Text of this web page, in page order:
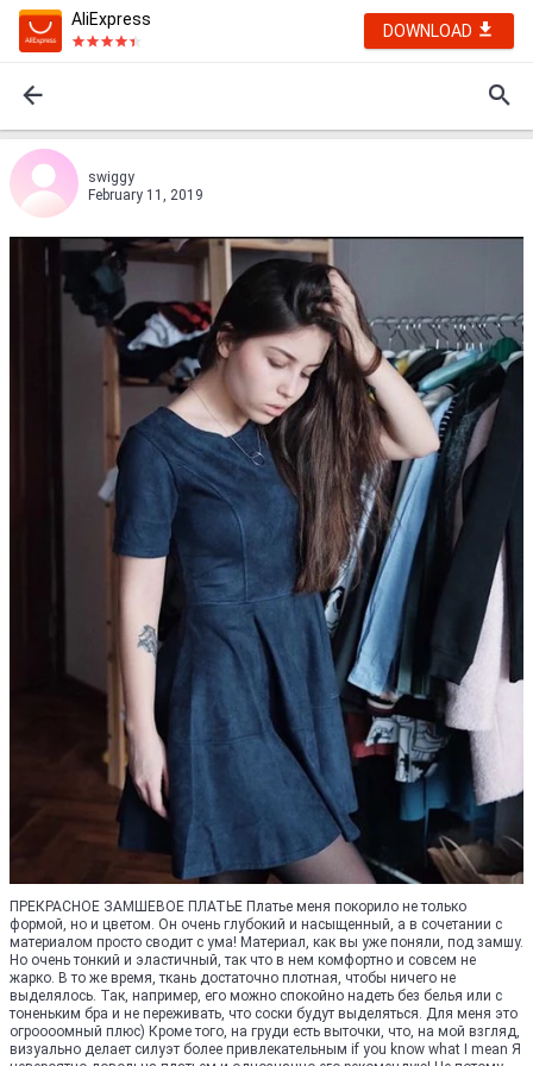
AliExpress
DOWNLOAD
swiggy
February 11, 2019
ПРЕКРАСНОЕ ЗАМШЕВОЕ ПЛАТЬЕ Платье меня покорило не только
формой, но и цветом. Он очень глубокий и насыщенный, а в сочетании с
материалом просто сводит с ума! Материал, как вы уже поняли, под замшу.
Но очень тонкий и эластичный, так что в нем комфортно и совсем не
жарко. В то же время, ткань достаточно плотная, чтобы ничего не
выделялось. Так, например, его можно спокойно надеть без белья или с
тоненьким бра и не переживать, что соски будут выделяться. Для меня это
огроооомный плюс) Кроме того, на груди есть выточки, что, на мой взгляд,
визуально делает силуэт более привлекательным if you know what I mean Я